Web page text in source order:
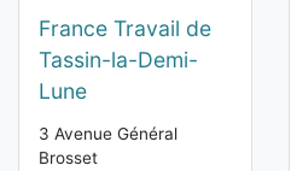
France Travail de
Tassin-la-Demi-
Lune
3 Avenue Général
Brosset